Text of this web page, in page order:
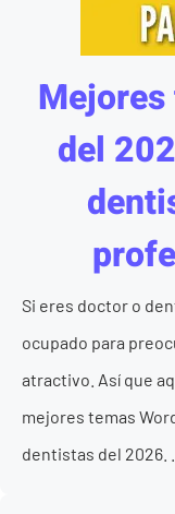
del
Si eres doctor o
ocupado para
atractivo. Así que
mejores temas
dentistas del 2026. ...